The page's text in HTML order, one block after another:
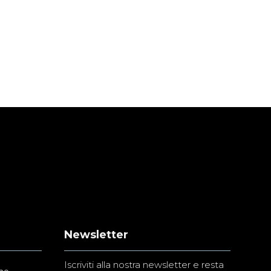
Newsletter
Iscriviti alla nostra newsletter e resta